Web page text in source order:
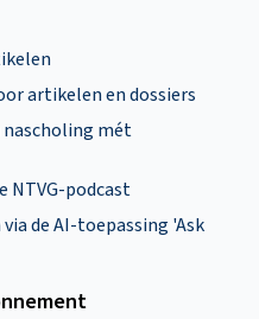
artikelen en dossiers
mét
NTVG-podcast
de AI-toepassing 'Ask